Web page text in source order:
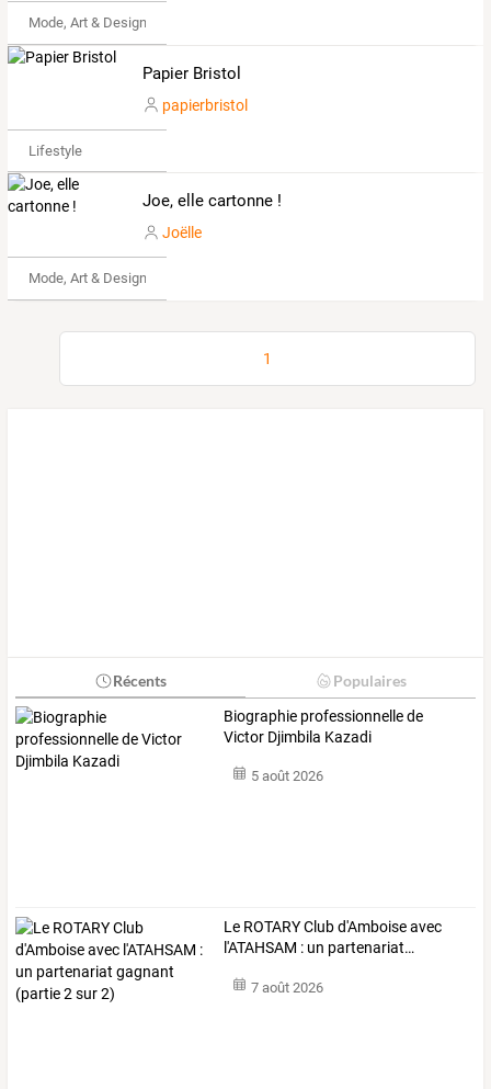
Mode, Art & Design
Papier Bristol
papierbristol
Lifestyle
Joe, elle cartonne !
Joëlle
Mode, Art & Design
1
Récents Populaires
Biographie professionnelle de
Victor Djimbila Kazadi
5 août 2026
Le ROTARYClubd'Amboiseavec
l'ATAHSAM : un partenariat…
7 août 2026